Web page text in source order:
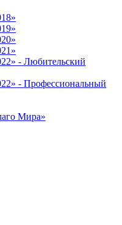
- Любительский
- Профессиональный
Мира»